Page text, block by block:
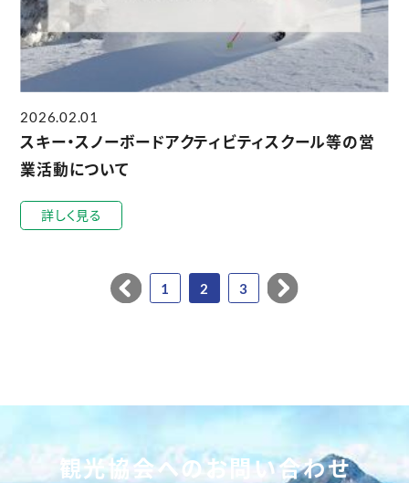
2026.02.01
スキー・スノーボードアクティビティスクール等の営
業活動について
詳しく見る
1 2 3
観光協会へのお問い合わせ